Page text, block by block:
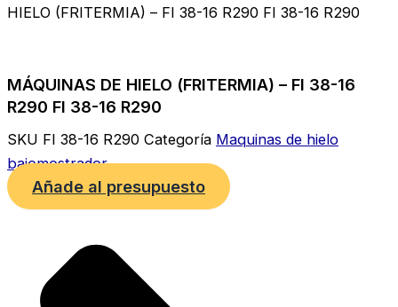
HIELO (FRITERMIA) – FI 38-16 R290 FI 38-16 R290
MÁQUINAS DE HIELO (FRITERMIA) – FI 38-16
R290 FI 38-16 R290
SKU FI 38-16 R290 Categoría Maquinas de hielo
bajomostrador
Añade al presupuesto